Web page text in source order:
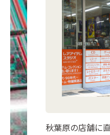
秋葉原の店舗に